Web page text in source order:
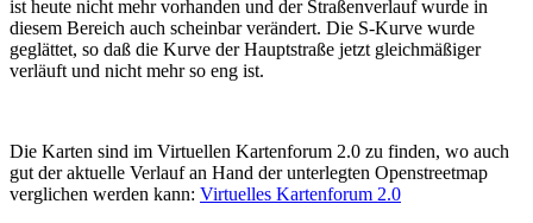
ist heute nicht mehr vorhanden und der Straßenverlauf wurde in
diesem Bereich auch scheinbar verändert. Die S-Kurve wurde
geglättet, so daß die Kurve der Hauptstraße jetzt gleichmäßiger
verläuft und nicht mehr so eng ist.
Die Karten sind im Virtuellen Kartenforum 2.0 zu finden, wo auch
gut der aktuelle Verlauf an Hand der unterlegten Openstreetmap
verglichen werden kann: Virtuelles Kartenforum 2.0